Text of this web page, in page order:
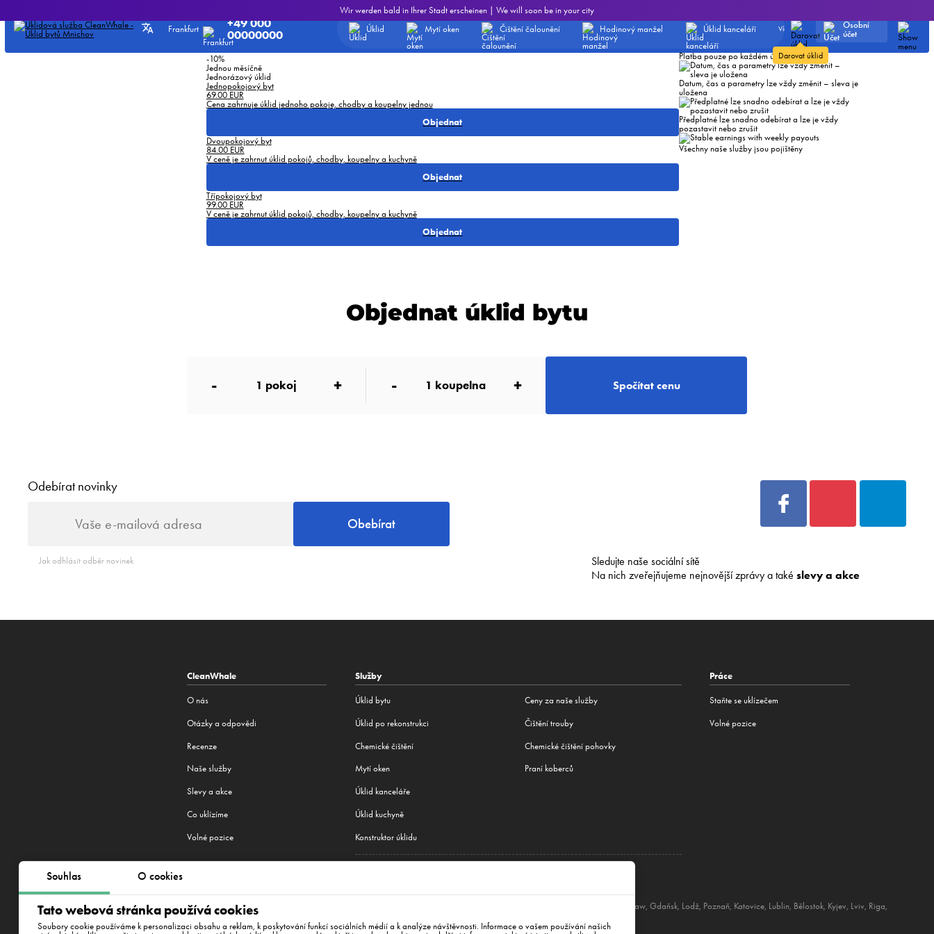
Wir werden bald in Ihrer Stadt erscheinen | We will soon be in your city
Souhlas O cookies
Tato webová stránka používá cookies
Soubory cookie používáme k personalizaci obsahu a reklam, k poskytování funkcí sociálních médií a k analýze návštěvnosti. Informace o vašem používání našich
Frankfurt +49 000
00000000 Úklid Mytí oken Čištění čalounění Hodinový manžel Úklid kanceláří Více služeb
Darovat úklid
Osobní
účet
Pokud se rozhodnete našich služeb využívat pravidelně, rádi vám poskytneme slevu na úklid domácnosti. Níže zvolte, jak často má u
vás náš tým nastoupit, a hned uvidíte konečnou cenu.
-20%
Jednou týdně
-15%
-10%
Jednou měsíčně
Jednorázový úklid
Jednopokojový byt
69.00 EUR
Cena zahrnuje úklid jednoho pokoje, chodby a koupelny jednou
Objednat
Dvoupokojový byt
84.00 EUR
V ceně je zahrnut úklid pokojů, chodby, koupelny a kuchyně
Objednat
Třípokojový byt
99.00 EUR
V ceně je zahrnut úklid pokojů, chodby, koupelny a kuchyně
Objednat
Vždy stejný vykonávající
Platba pouze po každém úklidu
Datum, čas a parametry lze vždy změnit – sleva je
uložena
Předplatné lze snadno odebírat a lze je vždy
pozastavit nebo zrušit
Všechny naše služby jsou pojištěny
Objednat úklid bytu
- 1 pokoj + - 1 koupelna + Spočítat cenu
Odebírat novinky
Obebírat
Jak odhlásit odběr novinek
Sledujte naše sociální sítě
Na nich zveřejňujeme nejnovější zprávy a také slevy a akce
CleanWhale
O nás
Otázky a odpovědi
Recenze
Naše služby
Slevy a akce
Co uklízíme
Volné pozice
Služby
Úklid bytu
Úklid po rekonstrukci
Сhemické čištění
Mytí oken
Úklid kanceláře
Úklid kuchyně
Konstruktor úklidu
Ceny za naše služby
Čištění trouby
Chemické čištění pohovky
Praní koberců
Práce
Staňte se uklízečem
Volné pozice
Jsme machři na úklid. Praha není jediným městem, kde fungujeme: Wroclaw, Gdaňsk, Lodž, Poznaň, Katovice, Lublin, Bělostok, Kyjev, Lviv, Riga,
Minsk, Praha, Brno, Plzen